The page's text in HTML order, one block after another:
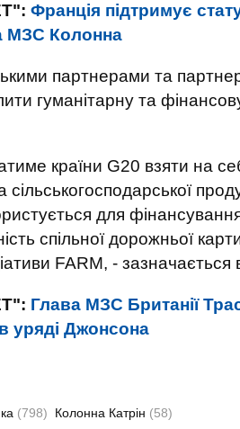
Франція підтримує
МЗС Колонна
партнерами та
гуманітарну та
країни G20 взяти на
для
спільної дорожньої
FARM, - зазначається
Глава МЗС Британії
уряді Джонсона
(798) Колонна Катрін (58)